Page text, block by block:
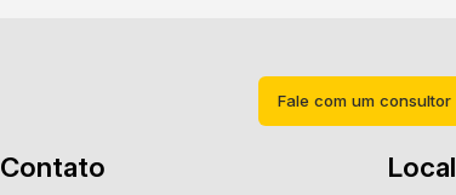
Fale com um consultor
Contato